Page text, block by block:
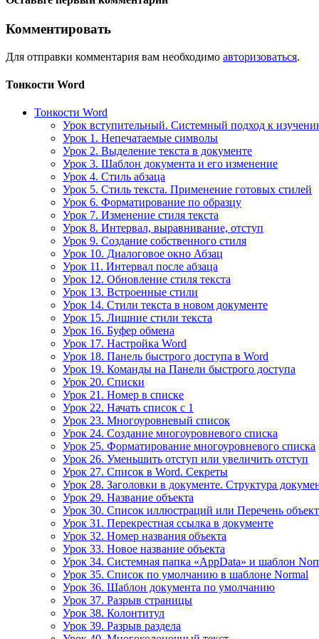
Комментировать
Для отправки комментария вам необходимо авторизоваться.
Тонкости Word
Тонкости Word
Урок вступительный. Системный подход к
Урок 1. Непечатаемые символы
Урок 2. Выделение текста в документе
Урок 3. Шаблон документа и его изменение
Урок 4. Стиль абзаца
Урок 5. Стиль текста. Применение готовых стилей
Урок 6. Форматирование по образцу
Урок 7. Изменение стиля текста
Урок 8. Интервал, выравнивание, отступ
Урок 9. Создание собственного стиля
Урок 10. Диалоговое окно Абзац
Урок 11. Интервал после абзаца
Урок 12. Обновление стиля текста
Урок 13. Встроенные стили
Урок 14. Стили текста в новом документе
Урок 15. Лишние стили текста
Урок 16. Буфер обмена
Урок 17. Настройка Word
Урок 18. Панель быстрого доступа в Word
Урок 19. Команды на Панели быстрого доступа
Урок 20. Списки
Урок 21. Номер в списке
Урок 22. Начать список с 1
Урок 23. Многоуровневый список
Урок 24. Создание многоуровневого списка
Урок 25. Форматирование многоуровневого списка
Урок 26. Уменьшить отступ или увеличить отступ
Урок 27. Список в Word. Секреты
Урок 28. Заголовки в документе. Структура
Урок 29. Название объекта
Урок 30. Список иллюстраций или Перечень
Урок 31. Перекрестная ссылка в документе
Урок 32. Номер названия объекта
Урок 33. Новое название объекта
Урок 34. Системная папка «AppData» и шаблон
Урок 35. Список по умолчанию в шаблоне Normal
Урок 36. Шаблон документа по умолчанию
Урок 37. Разрыв страницы
Урок 38. Колонтитул
Урок 39. Разрыв раздела